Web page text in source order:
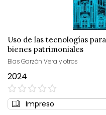
Uso de las tecnologías
bienes patrimoniales
Blas Garzón Vera y otros
2024
0%
Impreso